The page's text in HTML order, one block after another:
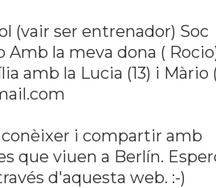
(vair ser entrenador) Soc
Amb la meva dona (
amb la Lucia (13) i Màrio
i compartir amb
que viuen a Berlí­n.
d'aquesta web. :-)